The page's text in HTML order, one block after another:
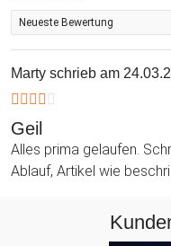
Marty schrieb am
Geil
Alles prima gelaufen.
Ablauf, Artikel wie